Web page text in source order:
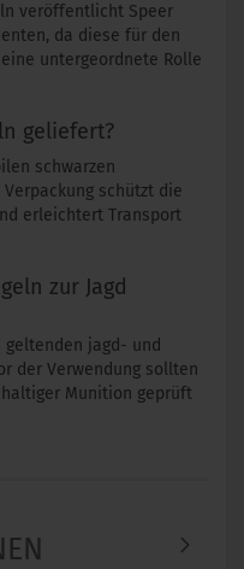
veröffentlicht Speer
da diese für den
untergeordnete Rolle
geliefert?
schwarzen
schützt die
erleichtert Transport
zur Jagd
jagd- und
der Verwendung sollten
Munition geprüft